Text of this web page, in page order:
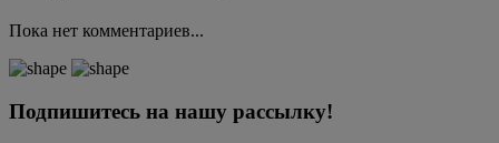
Пока нет комментариев...
Подпишитесь на нашу рассылку!